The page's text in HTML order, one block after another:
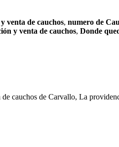
venta de cauchos, numero de
y venta de cauchos, Donde
cauchos de Carvallo, La